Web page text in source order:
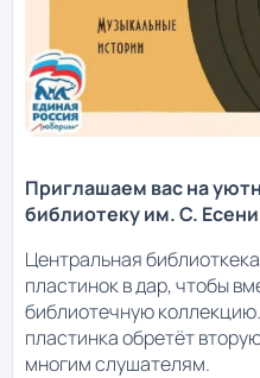
Приглашаем вас на
библиотеку им. С.
Центральная
пластинок в дар, чтобы
библиотечную
пластинка обретёт
многим слушателям.